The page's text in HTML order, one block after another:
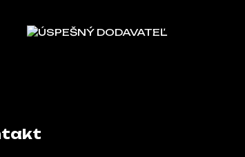
ÚSPEŠNÝ DODAVATEĽ